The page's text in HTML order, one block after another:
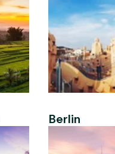
Berlin